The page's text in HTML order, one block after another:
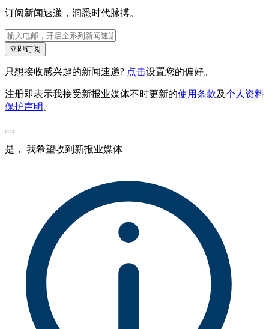
订阅新闻速递，洞悉时代脉搏。
立即订阅
只想接收感兴趣的新闻速递? 点击设置您的偏好。
注册即表示我接受新报业媒体不时更新的使用条款及个人资料
保护声明 。
是， 我希望收到新报业媒体